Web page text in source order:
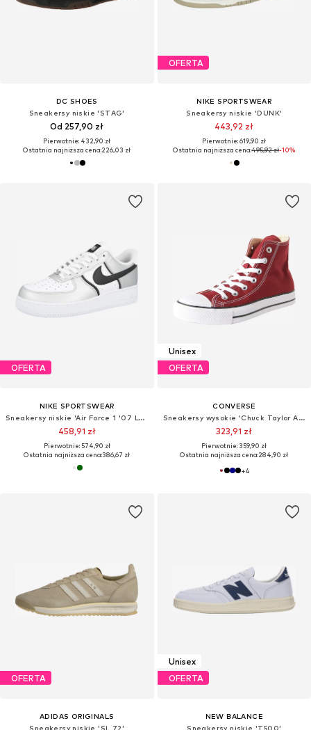
DC SHOES
Sneakersy niskie 'STAG'
Od 257,90 zł
Pierwotnie: 432,90 zł
Ostatnia najniższa cena:226,03 zł
OFERTA
NIKE SPORTSWEAR
Sneakersy niskie 'DUNK'
443,92 zł
Pierwotnie: 619,90 zł
Ostatnia najniższa cena:495,92 zł-10%
OFERTA
NIKE SPORTSWEAR
Sneakersy niskie 'Air Force 1 '07 LV8'
458,91 zł
Pierwotnie: 574,90 zł
Ostatnia najniższa cena:386,67 zł
Unisex
OFERTA
CONVERSE
Sneakersy wysokie 'Chuck Taylor All Star'
323,91 zł
Pierwotnie: 359,90 zł
Ostatnia najniższa cena:284,90 zł
+4
OFERTA
ADIDAS ORIGINALS
Sneakersy niskie 'SL 72'
Unisex
OFERTA
NEW BALANCE
Sneakersy niskie 'T500'